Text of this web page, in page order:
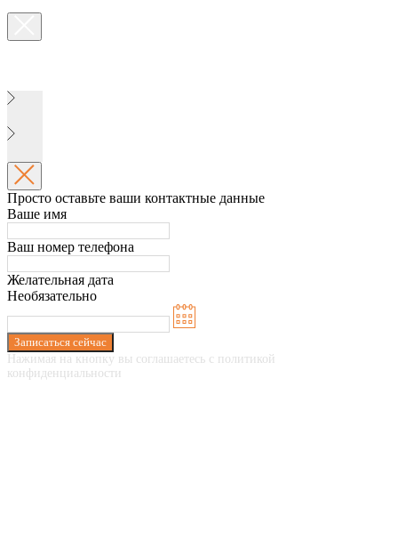
Просто оставьте ваши контактные данные
Ваше имя
Ваш номер телефона
Желательная дата
Необязательно
Записаться сейчас
Нажимая на кнопку вы соглашаетесь с политикой
конфиденциальности